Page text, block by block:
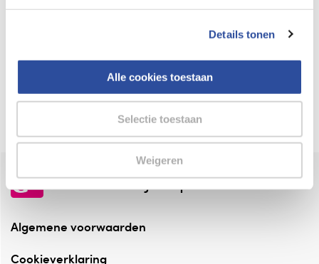
Details tonen
Alle cookies toestaan
Selectie toestaan
Weigeren
Altijd onze folder bij de hand
Check onze folders ⁠bij AlleFolders.
de vriendelijke specialist
Algemene voorwaarden
Cookieverklaring